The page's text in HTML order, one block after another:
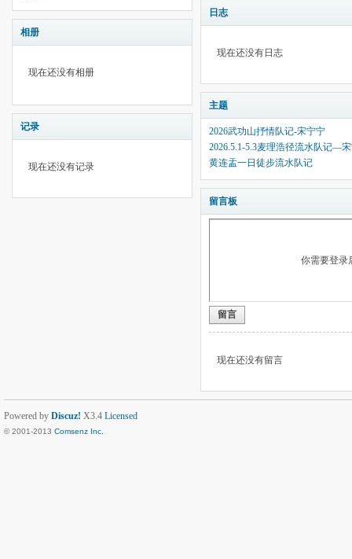
相册
现在还没有相册
记录
现在还没有记录
日志
现在还没有日志
主题
2026武功山抒情队记-宋宁宁
2026.5.1-5.3麦理浩径流水队记—
黄连盂一日徒步流水队记
留言板
你需要登录
留言
现在还没有留言
Powered by Discuz! X3.4 Licensed
© 2001-2013 Comsenz Inc.